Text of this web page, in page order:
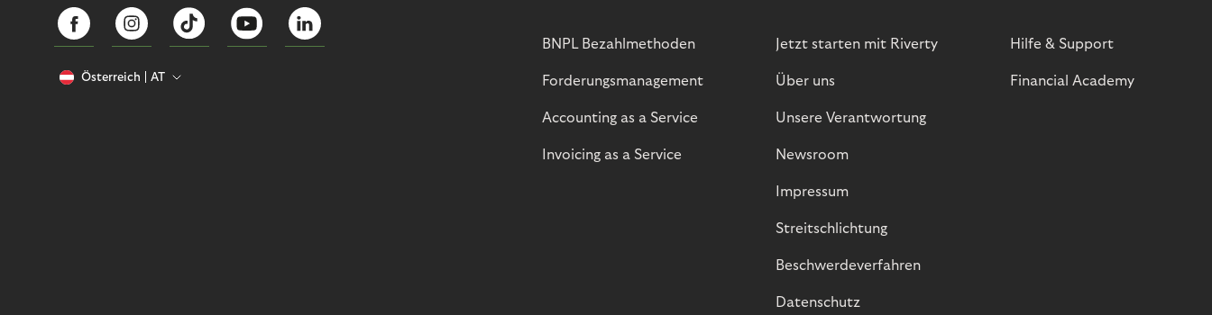
Österreich AT
BNPL Bezahlmethoden
Forderungsmanagement
Accounting as a Service
Invoicing as a Service
Jetzt starten mit Riverty
Über uns
Unsere Verantwortung
Newsroom
Impressum
Streitschlichtung
Beschwerdeverfahren
Datenschutz
Hilfe & Support
Financial Academy